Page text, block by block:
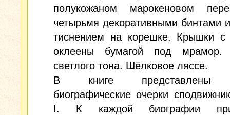
полукожаном марокеновом
четырьмя декоративными бинтами
тиснением на корешке. Крышки с
оклеены бумагой под мрамор.
светлого тона. Шёлковое ляссе.
В книге представлены
биографические очерки
I. К каждой биографии